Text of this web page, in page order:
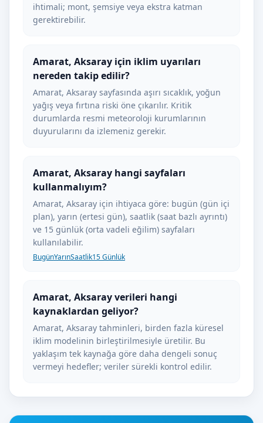
ihtimali; mont, şemsiye veya ekstra katman
gerektirebilir.
Amarat, Aksaray için iklim uyarıları
nereden takip edilir?
Amarat, Aksaray sayfasında aşırı sıcaklık, yoğun
yağış veya fırtına riski öne çıkarılır. Kritik
durumlarda resmi meteoroloji kurumlarının
duyurularını da izlemeniz gerekir.
Amarat, Aksaray hangi sayfaları
kullanmalıyım?
Amarat, Aksaray için ihtiyaca göre: bugün (gün içi
plan), yarın (ertesi gün), saatlik (saat bazlı ayrıntı)
ve 15 günlük (orta vadeli eğilim) sayfaları
kullanılabilir.
BugünYarınSaatlik15 Günlük
Amarat, Aksaray verileri hangi
kaynaklardan geliyor?
Amarat, Aksaray tahminleri, birden fazla küresel
iklim modelinin birleştirilmesiyle üretilir. Bu
yaklaşım tek kaynağa göre daha dengeli sonuç
vermeyi hedefler; veriler sürekli kontrol edilir.